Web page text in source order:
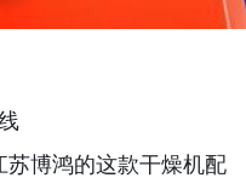
博鸿的这款干燥机配